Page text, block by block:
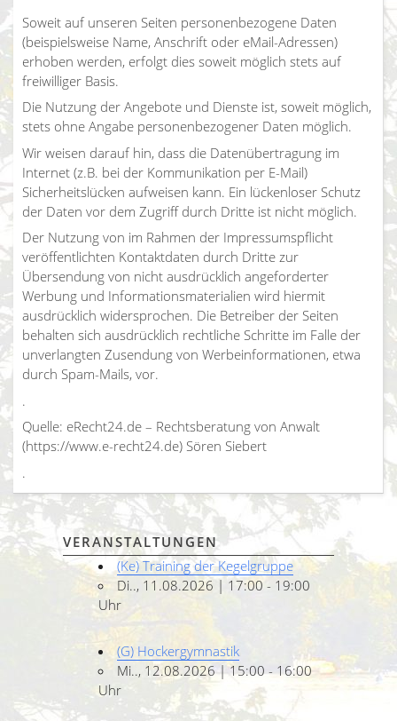
Soweit auf unseren Seiten personenbezogene Daten
(beispielsweise Name, Anschrift oder eMail-Adressen)
erhoben werden, erfolgt dies soweit möglich stets auf
freiwilliger Basis.
Die Nutzung der Angebote und Dienste ist, soweit möglich,
stets ohne Angabe personenbezogener Daten möglich.
Wir weisen darauf hin, dass die Datenübertragung im
Internet (z.B. bei der Kommunikation per E-Mail)
Sicherheitslücken aufweisen kann. Ein lückenloser Schutz
der Daten vor dem Zugriff durch Dritte ist nicht möglich.
Der Nutzung von im Rahmen der Impressumspflicht
veröffentlichten Kontaktdaten durch Dritte zur
Übersendung von nicht ausdrücklich angeforderter
Werbung und Informationsmaterialien wird hiermit
ausdrücklich widersprochen. Die Betreiber der Seiten
behalten sich ausdrücklich rechtliche Schritte im Falle der
unverlangten Zusendung von Werbeinformationen, etwa
durch Spam-Mails, vor.
.
Quelle: eRecht24.de – Rechtsberatung von Anwalt
(https://www.e-recht24.de) Sören Siebert
.
VERANSTALTUNGEN
(Ke) Training der Kegelgruppe
Di.., 11.08.2026 | 17:00 - 19:00
Uhr
(G) Hockergymnastik
Mi.., 12.08.2026 | 15:00 - 16:00
Uhr